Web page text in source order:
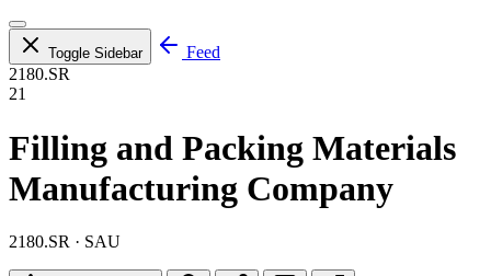
Toggle Sidebar
Feed
2180.SR
21
Filling and Packing Materials
Manufacturing Company
2180.SR · SAU